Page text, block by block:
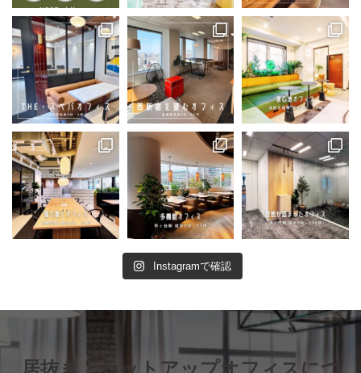
Instagramで確認
居抜き・セットアップオフィスにつ